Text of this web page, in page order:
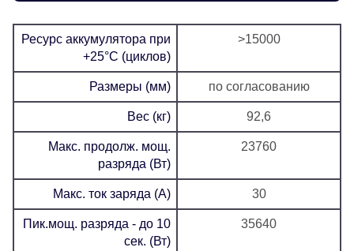
Ресурс аккумулятора при
+25°C (циклов)
>15000
Размеры (мм) по согласованию
Вес (кг) 92,6
Макс. продолж. мощ.
разряда (Вт)
23760
Макс. ток заряда (А) 30
Пик.мощ. разряда - до 10
сек. (Вт)
35640